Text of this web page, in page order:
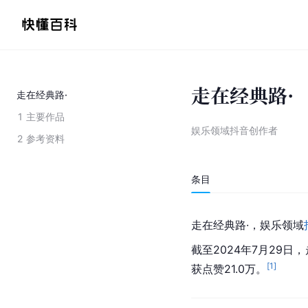
走在经典路·
1 主要作品
2 参考资料
走在经典路·
娱乐领域抖音创作者
条目
走在经典路·，娱乐领域
截至2024年7月29日，
获点赞21.0万。
[1]